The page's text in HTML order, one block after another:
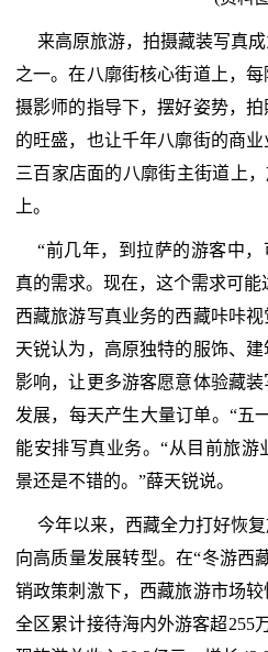
来高原旅游，拍摄藏装写真
之一。在八廓街核心街道上，
摄影师的指导下，摆好姿势，
的旺盛，也让千年八廓街的商
三百家店面的八廓街主街道上
上。
“前几年，到拉萨的游客中
真的需求。现在，这个需求可能
西藏旅游写真业务的西藏咔咔
天锐认为，高原独特的服饰、
影响，让更多游客愿意体验藏
发展，每天产生大量订单。“五
能安排写真业务。“从目前旅
景还是不错的。”薛天锐说。
今年以来，西藏全力打好恢
向高质量发展转型。在“冬游西
销政策刺激下，西藏旅游市场
全区累计接待海内外游客超255